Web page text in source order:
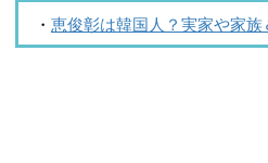
・ 恵俊彰は韓国人？実家や家